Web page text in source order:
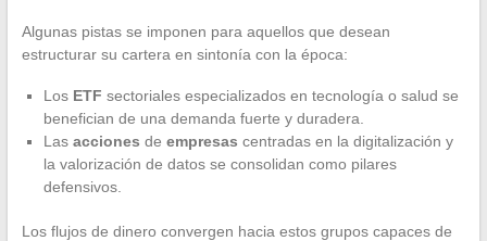
Algunas pistas se imponen para aquellos que desean
estructurar su cartera en sintonía con la época:
Los ETF sectoriales especializados en tecnología o salud se
benefician de una demanda fuerte y duradera.
Las acciones de empresas centradas en la digitalización y
la valorización de datos se consolidan como pilares
defensivos.
Los flujos de dinero convergen hacia estos grupos capaces de